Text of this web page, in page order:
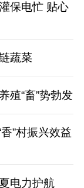
保电忙 贴心
蔬菜
殖“畜”势勃发
”村振兴效益
电力护航